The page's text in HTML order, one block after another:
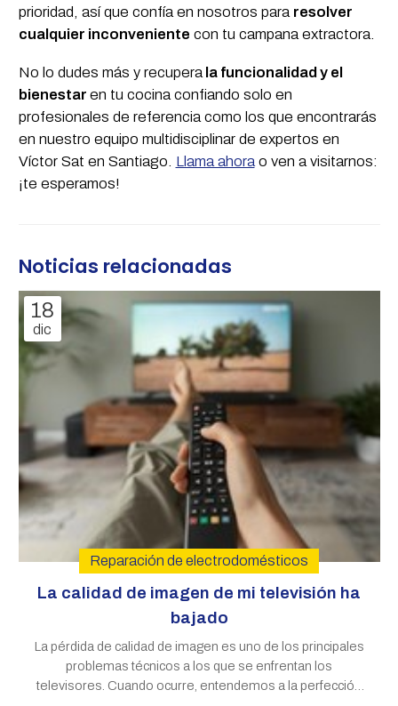
prioridad, así que confía en nosotros para resolver
cualquier inconveniente con tu campana extractora.
No lo dudes más y recuperala funcionalidad y el
bienestar en tu cocina confiando solo en
profesionales de referencia como los que encontrarás
en nuestro equipo multidisciplinar de expertos en
Víctor Sat en Santiago. Llama ahorao ven a visitarnos:
¡te esperamos!
Noticias relacionadas
18
dic
La calidad de imagen de mi televisión ha
bajado
Reparación de electrodomésticos
La pérdida de calidad de imagen es uno de los principales
problemas técnicos a los que se enfrentan los
televisores. Cuando ocurre, entendemos a la perfección